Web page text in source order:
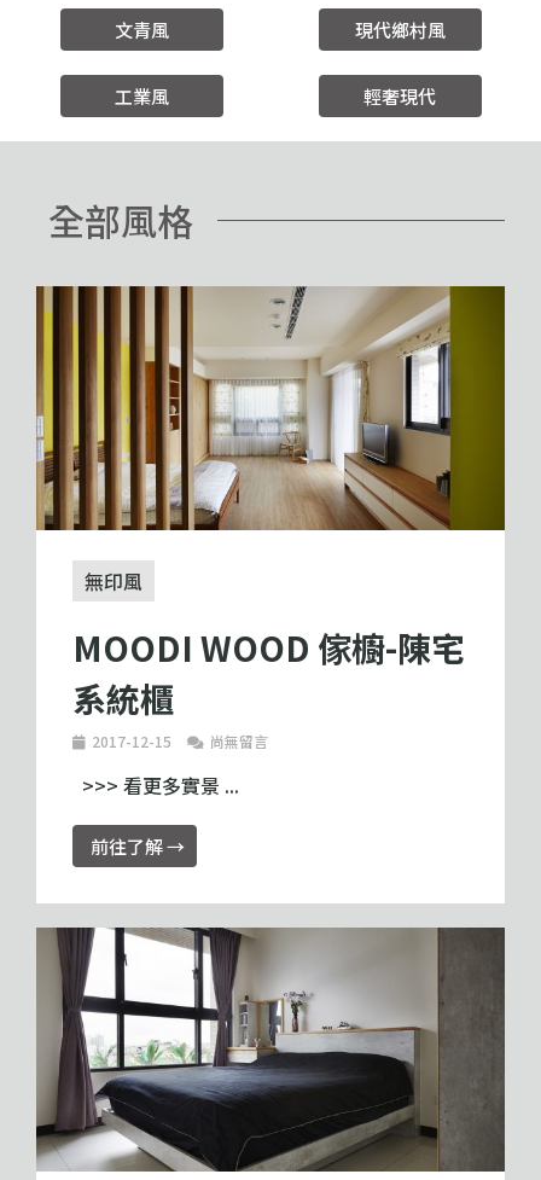
文青風 現代鄉村風
工業風 輕奢現代
全部風格
無印風
MOODI WOOD 傢櫥-陳宅
系統櫃
2017-12-15 尚無留言
>>> 看更多實景 ...
前往了解 →